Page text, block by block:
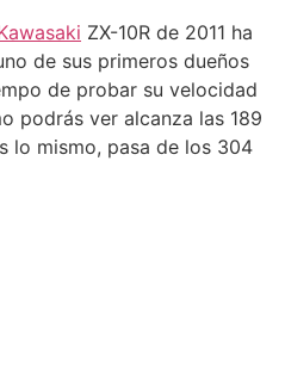
ZX-10R de 2011 ha
de sus primeros dueños
de probar su velocidad
podrás ver alcanza las 189
lo mismo, pasa de los 304